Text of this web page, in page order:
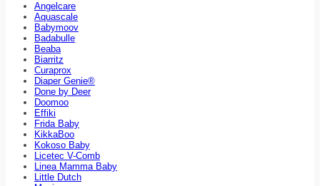
Angelcare
Aquascale
Babymoov
Badabulle
Beaba
Biarritz
Curaprox
Diaper Genie®
Done by Deer
Doomoo
Effiki
Frida Baby
KikkaBoo
Kokoso Baby
Licetec V-Comb
Linea Mamma Baby
Little Dutch